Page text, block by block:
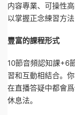
内容專業、可操性
以掌握正念練習方
豐富的課程形式
10節音頻認知課+6
習和互動相結合。
在直播答疑中都會
休息法。